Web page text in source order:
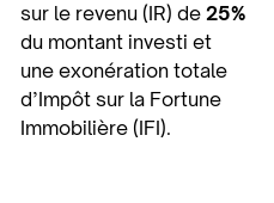
sur le revenu (IR) de 25%
du montant investi et
une exonération totale
d’Impôt sur la Fortune
Immobilière (IFI).